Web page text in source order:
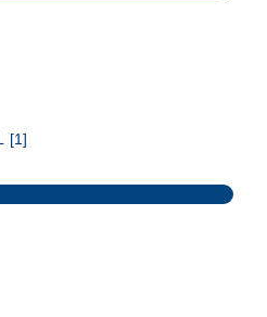
[1]